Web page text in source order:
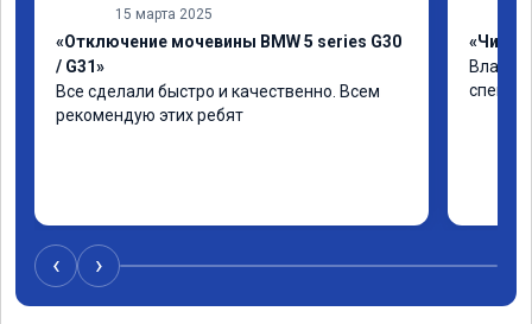
15 марта 2025
«Отключение мочевины BMW 5 series G30
/ G31»
Все сделали быстро и качественно. Всем
рекомендую этих ребят
«Чип
‹ ›